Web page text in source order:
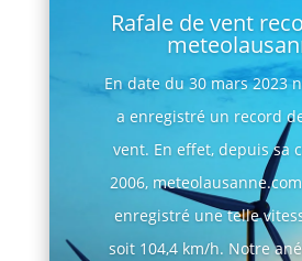
Rafale de vent
En date du 30 mars 2023
a enregistré un record
vent. En effet, depuis sa
2006,
enregistré une telle
soit 104,4 km/h. Notre